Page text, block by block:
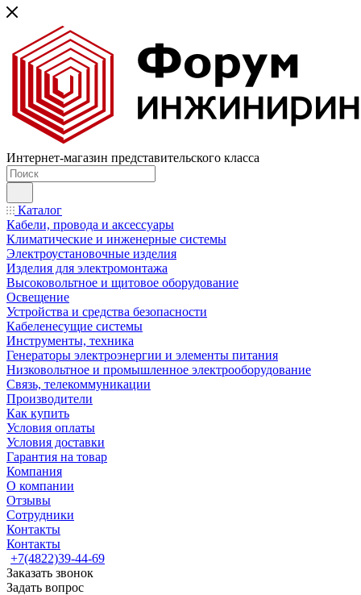
Интернет-магазин представительского класса
Каталог
Кабели, провода и аксессуары
Климатические и инженерные системы
Электроустановочные изделия
Изделия для электромонтажа
Высоковольтное и щитовое оборудование
Освещение
Устройства и средства безопасности
Кабеленесущие системы
Инструменты, техника
Генераторы электроэнергии и элементы питания
Низковольтное и промышленное электрооборудование
Связь, телекоммуникации
Производители
Как купить
Условия оплаты
Условия доставки
Гарантия на товар
Компания
О компании
Отзывы
Сотрудники
Контакты
Контакты
+7(4822)39-44-69
Заказать звонок
Задать вопрос